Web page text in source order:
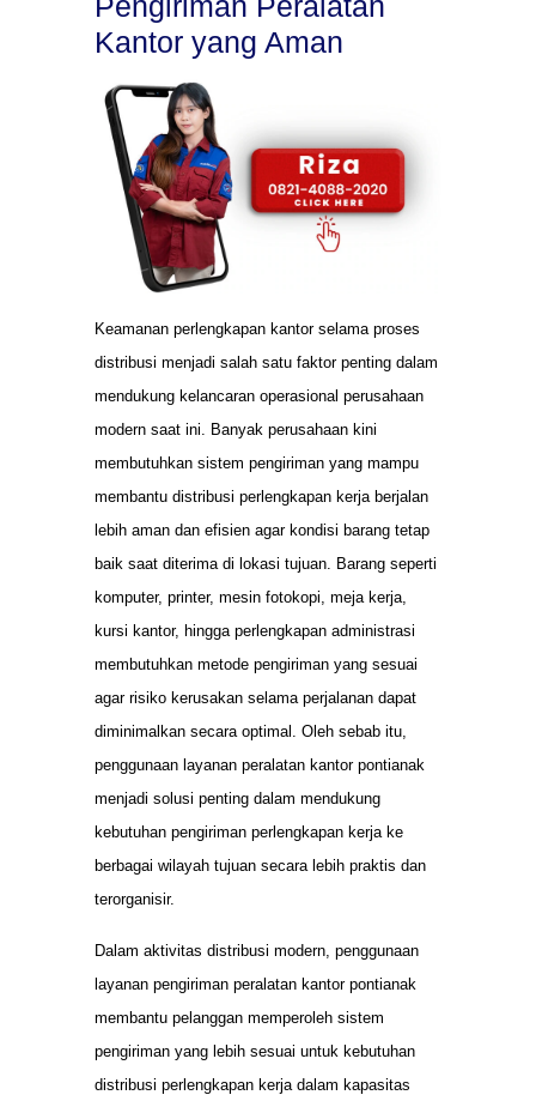
Kantor yang Aman
Keamanan perlengkapan kantor selama proses
distribusi menjadi salah satu faktor penting dalam
mendukung kelancaran operasional perusahaan
modern saat ini. Banyak perusahaan kini
membutuhkan sistem pengiriman yang mampu
membantu distribusi perlengkapan kerja berjalan
lebih aman dan efisien agar kondisi barang tetap
baik saat diterima di lokasi tujuan. Barang seperti
komputer, printer, mesin fotokopi, meja kerja,
kursi kantor, hingga perlengkapan administrasi
membutuhkan metode pengiriman yang sesuai
agar risiko kerusakan selama perjalanan dapat
diminimalkan secara optimal. Oleh sebab itu,
penggunaan layanan peralatan kantor pontianak
menjadi solusi penting dalam mendukung
kebutuhan pengiriman perlengkapan kerja ke
berbagai wilayah tujuan secara lebih praktis dan
terorganisir.
Dalam aktivitas distribusi modern, penggunaan
layanan pengiriman peralatan kantor pontianak
membantu pelanggan memperoleh sistem
pengiriman yang lebih sesuai untuk kebutuhan
distribusi perlengkapan kerja dalam kapasitas